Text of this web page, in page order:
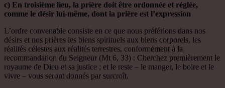
c) En troisième lieu, la prière doit être ordonnée et réglée,
comme le désir lui-même, dont la prière est l’expression
L’ordre convenable consiste en ce que nous préférions dans nos
désirs et nos prières les biens spirituels aux biens corporels, les
réalités célestes aux réalités terrestres, conformément à la
recommandation du Seigneur (Mt 6, 33) : Cherchez premièrement le
royaume de Dieu et sa justice ; et le reste – le manger, le boire et le
vivre – vous seront donnés par surcroît.